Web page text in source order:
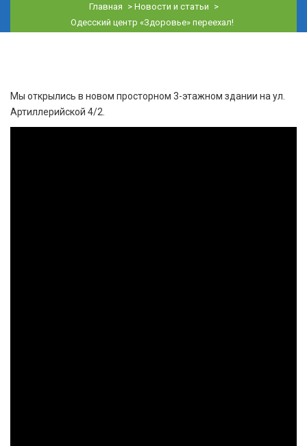
Главная > Новости и статьи >
Одесский центр «Здоровье» переехал!
Мы открылись в новом просторном 3-этажном здании на ул.
Артиллерийской 4/2.